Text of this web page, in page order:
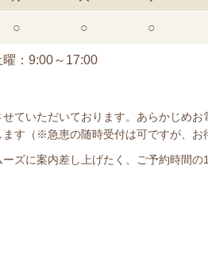
○ ○ ○
： 9:00～17:00
ていただいております。あらかじめ
ます（※急患の随時受付は可ですが、お
ズに案内差し上げたく、ご予約時間の